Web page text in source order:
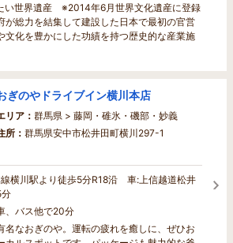
い世界遺産 ※2014年6月世界文化遺産に登録
が総力を結集して建設した日本で最初の官営
文化を豊かにした功績を持つ歴史的な産業施
ぎのやドライブイン横川本店
リア： 群馬県 > 藤岡・碓氷・磯部・妙義
所： 群馬県安中市松井田町横川297-1
横川駅より徒歩5分R18沿 車:上信越道松井
、バス他で20分
名なおぎのや。運転の疲れを癒しに、ぜひお